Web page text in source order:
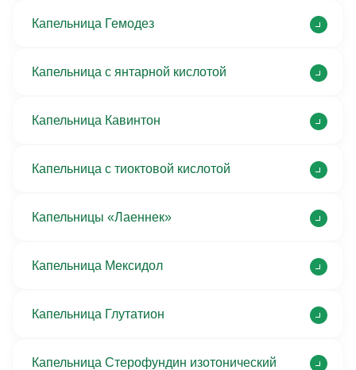
Капельница Гемодез
Капельница с янтарной кислотой
Капельница Кавинтон
Капельница с тиоктовой кислотой
Капельницы «Лаеннек»
Капельница Мексидол
Капельница Глутатион
Капельница Стерофундин изотонический